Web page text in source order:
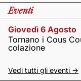
Eventi
Giovedì 6 Agosto
Tornano i Cous
colazione
Vedi tutti gli eventi ->